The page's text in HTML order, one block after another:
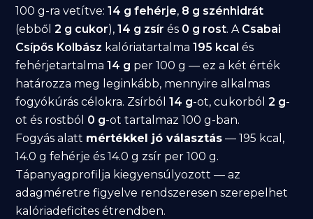
100 g-ra vetítve:14 g fehérje, 8 g szénhidrát
(ebből2 g cukor),14 g zsír és 0 g rost. A Csabai
Csípős Kolbász kalóriatartalma195 kcal és
fehérjetartalma14 g per 100 g — ez a két érték
határozza meg leginkább, mennyire alkalmas
fogyókúrás célokra. Zsírból14 g-ot, cukorból2 g-
ot és rostból 0 g-ot tartalmaz 100 g-ban.
Fogyás alatt mértékkel jó választás — 195 kcal,
14.0 g fehérje és 14.0 g zsír per 100 g.
Tápanyagprofilja kiegyensúlyozott — az
adagméretre figyelve rendszeresen szerepelhet
kalóriadeficites étrendben.